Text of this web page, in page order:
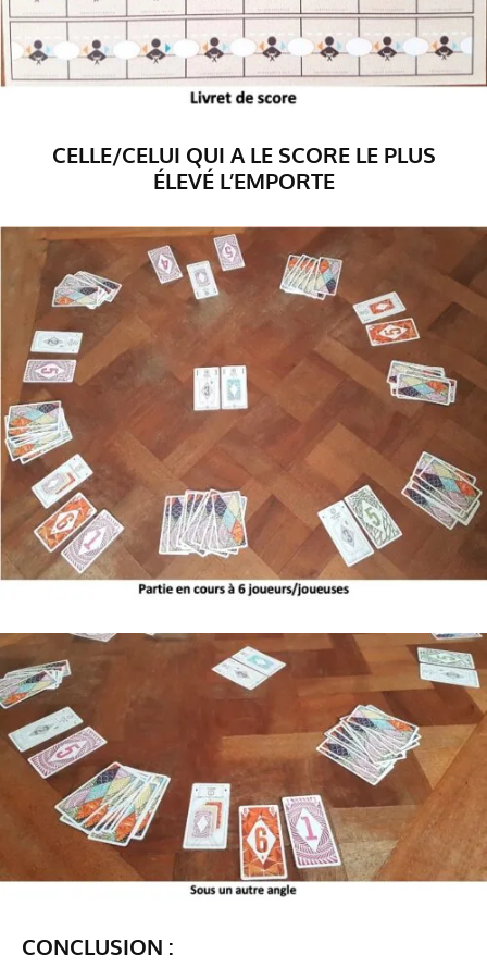
CELLE/CELUI QUI A LE SCORE LE PLUS
ÉLEVÉ L’EMPORTE
CONCLUSION :